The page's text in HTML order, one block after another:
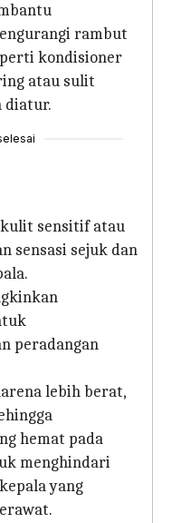
rambut
kondisioner
atau sulit
diatur.
sensitif atau
sensasi sejuk dan
peradangan
lebih berat,
hemat pada
menghindari
yang